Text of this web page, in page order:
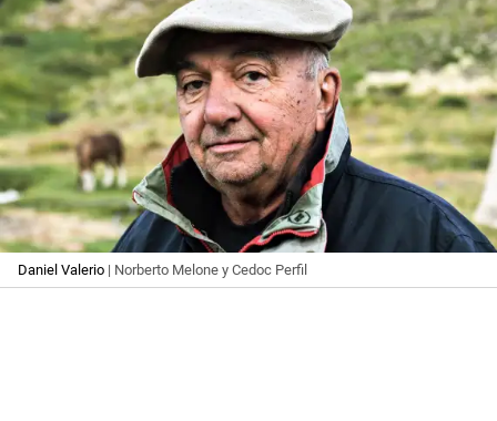
Daniel Valerio | Norberto Melone y Cedoc Perfil